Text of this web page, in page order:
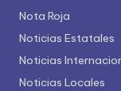
Nota Roja
Noticias Estatales
Noticias
Noticias Locales